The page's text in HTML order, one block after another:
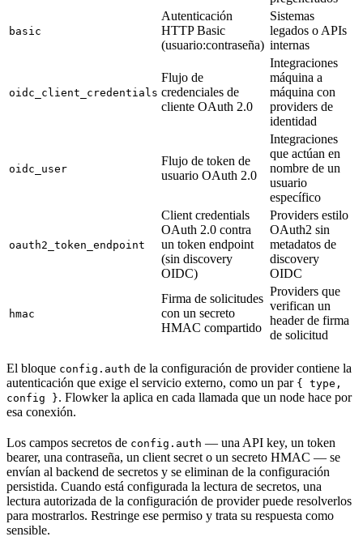
basic
Autenticación
HTTP Basic
(usuario:contraseña)
Sistemas
legados o APIs
internas
oidc_client_credentials
Flujo de
credenciales de
cliente OAuth 2.0
Integraciones
máquina a
máquina con
providers de
identidad
oidc_user
Flujo de token de
usuario OAuth 2.0
Integraciones
que actúan en
nombre de un
usuario
específico
oauth2_token_endpoint
Client credentials
OAuth 2.0 contra
un token endpoint
(sin discovery
OIDC)
Providers estilo
OAuth2 sin
metadatos de
discovery
OIDC
hmac
Firma de solicitudes
con un secreto
HMAC compartido
Providers que
verifican un
header de firma
de solicitud
El bloque config.auth de la configuración de provider contiene la
autenticación que exige el servicio externo, como un par { type,
config }. Flowker la aplica en cada llamada que un node hace por
esa conexión.
Los campos secretos de config.auth — una API key, un token
bearer, una contraseña, un client secret o un secreto HMAC — se
envían al backend de secretos y se eliminan de la configuración
persistida. Cuando está configurada la lectura de secretos, una
lectura autorizada de la configuración de provider puede resolverlos
para mostrarlos. Restringe ese permiso y trata su respuesta como
sensible.